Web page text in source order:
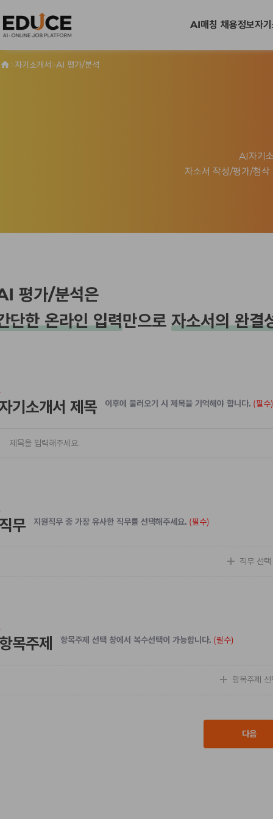
AI매칭 채용정보자
>자기소개서>AI 평가/분석
AI자기
자소서 작성/평가/첨
평가/분석은
단한 온라인 입력만으로 자소서의 완결
기소개서 제목 이후에 불러오기 시 제목을 기억해야 합니다. (필수)
무 지원직무 중 가장 유사한 직무를 선택해주세요. (필수)
직무 선택
목주제 항목주제 선택 창에서 복수선택이 가능합니다. (필수)
항목주제 선
다음